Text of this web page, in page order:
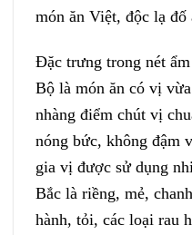
Đặc trưng trong nét
Bộ là món ăn có vị
nhàng điểm chút vị
nóng bức, không đậm
gia vị được sử dụng
Bắc là riềng, mẻ,
hành, tỏi, các loại rau